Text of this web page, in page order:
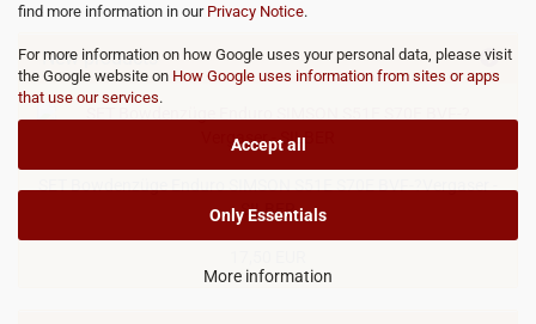
find more information in our Privacy Notice.
For more information on how Google uses your personal data, please visit
the Google website on How Google uses information from sites or apps
that use our services.
Accept all
Only Essentials
More information
New products
SILBER